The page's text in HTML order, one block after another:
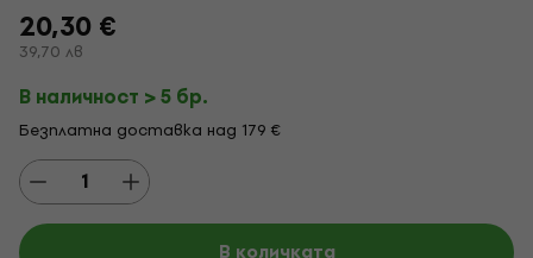
20,30 €
39,70 лв
В наличност > 5 бр.
Безплатна доставка над 179 €
В количката